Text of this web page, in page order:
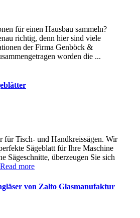
für einen Hausbau sammeln?
richtig, denn hier sind viele
der Firma Genböck &
worden die ...
für Tisch- und Handkreissägen. Wir
Sägeblatt für Ihre Maschine
Sägeschnitte, überzeugen Sie sich
Read more
von Zalto Glasmanufaktur